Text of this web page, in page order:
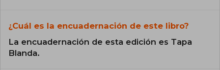
¿Cuál es la encuadernación de este libro?
La encuadernación de esta edición es Tapa
Blanda.